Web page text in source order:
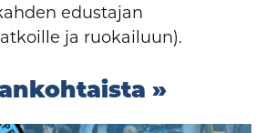
edustajan
ja ruokailuun).
»